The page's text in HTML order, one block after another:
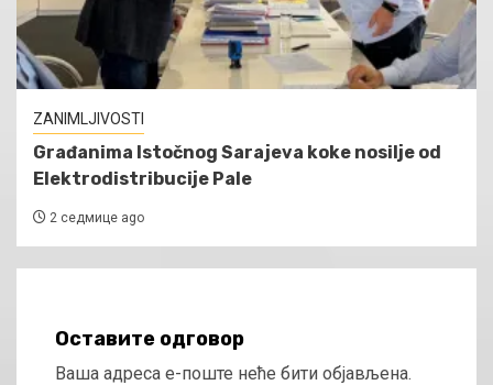
ZANIMLJIVOSTI
Građanima Istočnog Sarajeva koke nosilje od
Elektrodistribucije Pale
2 седмице ago
Оставите одговор
Ваша адреса е-поште неће бити објављена.